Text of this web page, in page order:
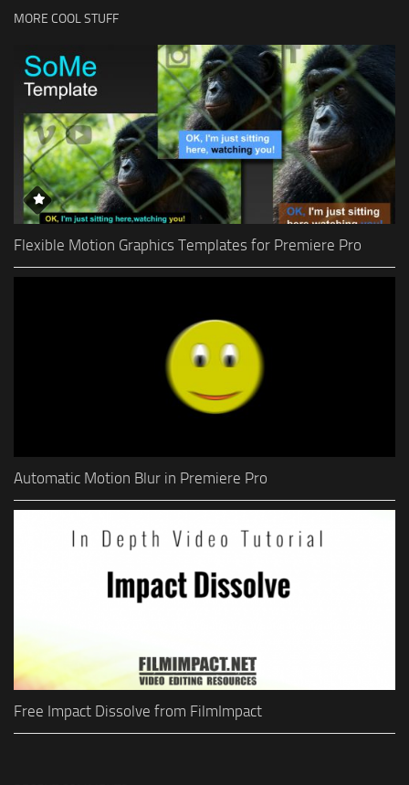
MORE COOL STUFF
Flexible Motion Graphics Templates for Premiere Pro
Automatic Motion Blur in Premiere Pro
Free Impact Dissolve from FilmImpact